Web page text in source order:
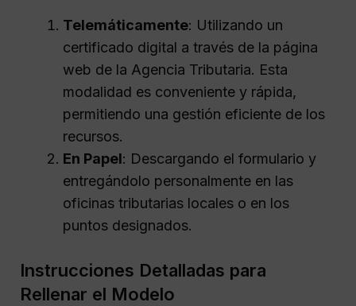
Telemáticamente: Utilizando un
certificado digital a través de la página
web de la Agencia Tributaria. Esta
modalidad es conveniente y rápida,
permitiendo una gestión eficiente de los
recursos.
En Papel: Descargando el formulario y
entregándolo personalmente en las
oficinas tributarias locales o en los
puntos designados.
Instrucciones Detalladas para
Rellenar el Modelo